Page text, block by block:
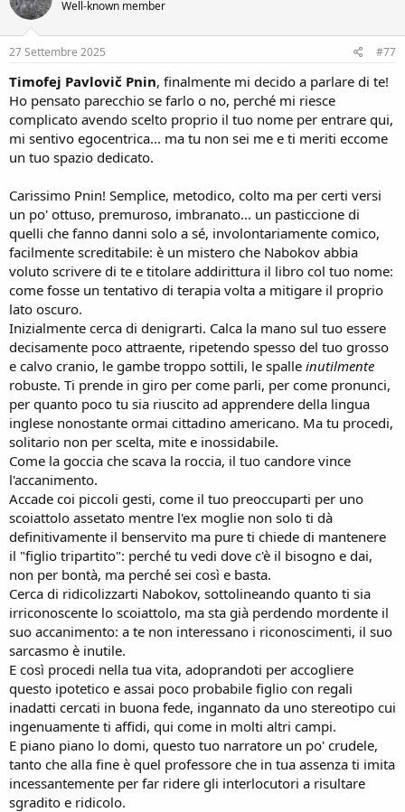
i
o
n
s
Well-known member
27 Settembre 2025 #77
Timofej Pavlovič Pnin, finalmente mi decido a parlare di te!
Ho pensato parecchio se farlo o no, perché mi riesce
complicato avendo scelto proprio il tuo nome per entrare qui,
mi sentivo egocentrica... ma tu non sei me e ti meriti eccome
un tuo spazio dedicato.
Carissimo Pnin! Semplice, metodico, colto ma per certi versi
un po' ottuso, premuroso, imbranato... un pasticcione di
quelli che fanno danni solo a sé, involontariamente comico,
facilmente screditabile: è un mistero che Nabokov abbia
voluto scrivere di te e titolare addirittura il libro col tuo nome:
come fosse un tentativo di terapia volta a mitigare il proprio
lato oscuro.
Inizialmente cerca di denigrarti. Calca la mano sul tuo essere
decisamente poco attraente, ripetendo spesso del tuo grosso
e calvo cranio, le gambe troppo sottili, le spalle inutilmente
robuste. Ti prende in giro per come parli, per come pronunci,
per quanto poco tu sia riuscito ad apprendere della lingua
inglese nonostante ormai cittadino americano. Ma tu procedi,
solitario non per scelta, mite e inossidabile.
Come la goccia che scava la roccia, il tuo candore vince
l'accanimento.
Accade coi piccoli gesti, come il tuo preoccuparti per uno
scoiattolo assetato mentre l'ex moglie non solo ti dà
definitivamente il benservito ma pure ti chiede di mantenere
il "figlio tripartito": perché tu vedi dove c'è il bisogno e dai,
non per bontà, ma perché sei così e basta.
Cerca di ridicolizzarti Nabokov, sottolineando quanto ti sia
irriconoscente lo scoiattolo, ma sta già perdendo mordente il
suo accanimento: a te non interessano i riconoscimenti, il suo
sarcasmo è inutile.
E così procedi nella tua vita, adoprandoti per accogliere
questo ipotetico e assai poco probabile figlio con regali
inadatti cercati in buona fede, ingannato da uno stereotipo cui
ingenuamente ti affidi, qui come in molti altri campi.
E piano piano lo domi, questo tuo narratore un po' crudele,
tanto che alla fine è quel professore che in tua assenza ti imita
incessantemente per far ridere gli interlocutori a risultare
sgradito e ridicolo.